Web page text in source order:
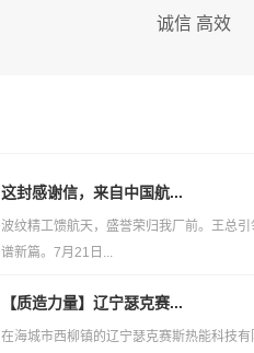
诚信 高效
这封感谢信，来自中国航...
波纹精工馈航天，盛誉荣归我厂前。王总
谱新篇。7月21日...
【质造力量】辽宁瑟克赛...
在海城市西柳镇的辽宁瑟克赛斯热能科技